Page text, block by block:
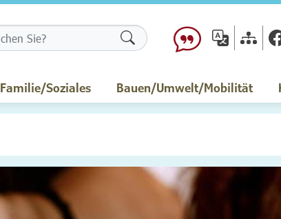
Formularschaltfläche
Familie/Soziales Bauen/Umwelt/Mobilität